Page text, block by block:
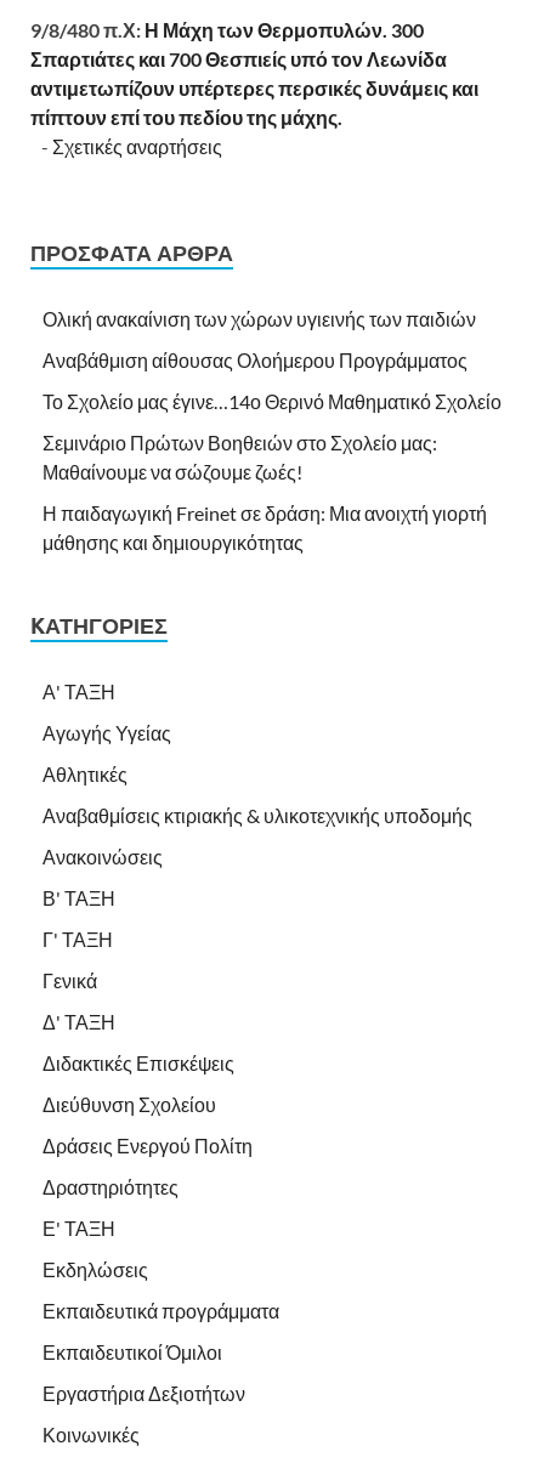
9/8/480 π.Χ: Η Μάχη των Θερμοπυλών. 300
Σπαρτιάτες και 700 Θεσπιείς υπό τον Λεωνίδα
αντιμετωπίζουν υπέρτερες περσικές δυνάμεις και
πίπτουν επί του πεδίου της μάχης.
- Σχετικές αναρτήσεις
ΠΡΌΣΦΑΤΑ ΆΡΘΡΑ
Ολική ανακαίνιση των χώρων υγιεινής των παιδιών
Αναβάθμιση αίθουσας Ολοήμερου Προγράμματος
Το Σχολείο μας έγινε…14ο Θερινό Μαθηματικό Σχολείο
Σεμινάριο Πρώτων Βοηθειών στο Σχολείο μας:
Μαθαίνουμε να σώζουμε ζωές!
Η παιδαγωγική Freinet σε δράση: Μια ανοιχτή γιορτή
μάθησης και δημιουργικότητας
KΑΤΗΓΟΡΊΕΣ
Α' ΤΑΞΗ
Αγωγής Υγείας
Αθλητικές
Αναβαθμίσεις κτιριακής & υλικοτεχνικής υποδομής
Ανακοινώσεις
Β' ΤΑΞΗ
Γ' ΤΑΞΗ
Γενικά
Δ' ΤΑΞΗ
Διδακτικές Επισκέψεις
Διεύθυνση Σχολείου
Δράσεις Ενεργού Πολίτη
Δραστηριότητες
Ε' ΤΑΞΗ
Εκδηλώσεις
Εκπαιδευτικά προγράμματα
Εκπαιδευτικοί Όμιλοι
Εργαστήρια Δεξιοτήτων
Κοινωνικές